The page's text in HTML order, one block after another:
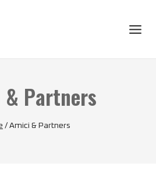
Partners
/ Amici & Partners